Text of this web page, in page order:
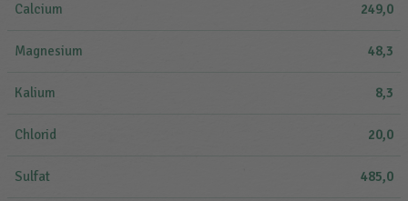
Calcium 249,0
Magnesium 48,3
Kalium 8,3
Chlorid 20,0
Sulfat 485,0